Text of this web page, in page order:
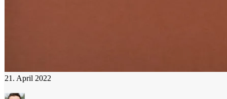
21. April 2022